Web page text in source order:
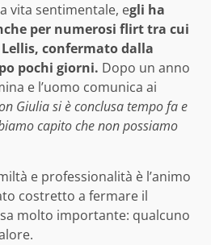
vita sentimentale, egli ha
per numerosi flirt tra cui
confermato dalla
pochi giorni. Dopo un anno
e l’uomo comunica ai
Giulia si è conclusa tempo fa e
capito che non possiamo
e professionalità è l’animo
costretto a fermare il
molto importante: qualcuno